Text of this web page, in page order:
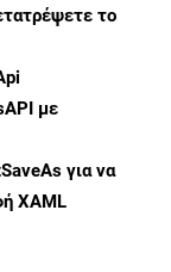
το
με
για να
XAML